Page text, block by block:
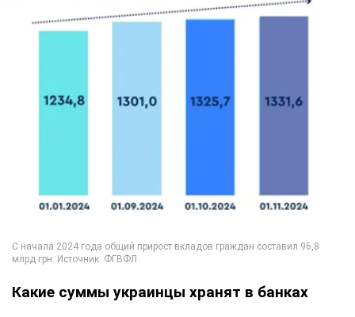
Какие суммы украинцы хранят в банках